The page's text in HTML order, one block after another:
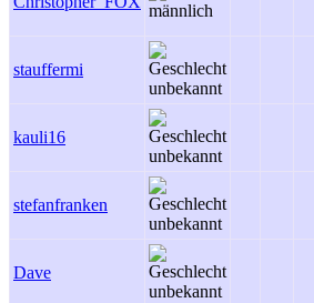
stauffermi
kauli16
stefanfranken
Dave